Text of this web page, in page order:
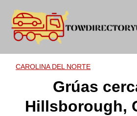
content
CAROLINA DEL NORTE
Grúas
Hillsborough,